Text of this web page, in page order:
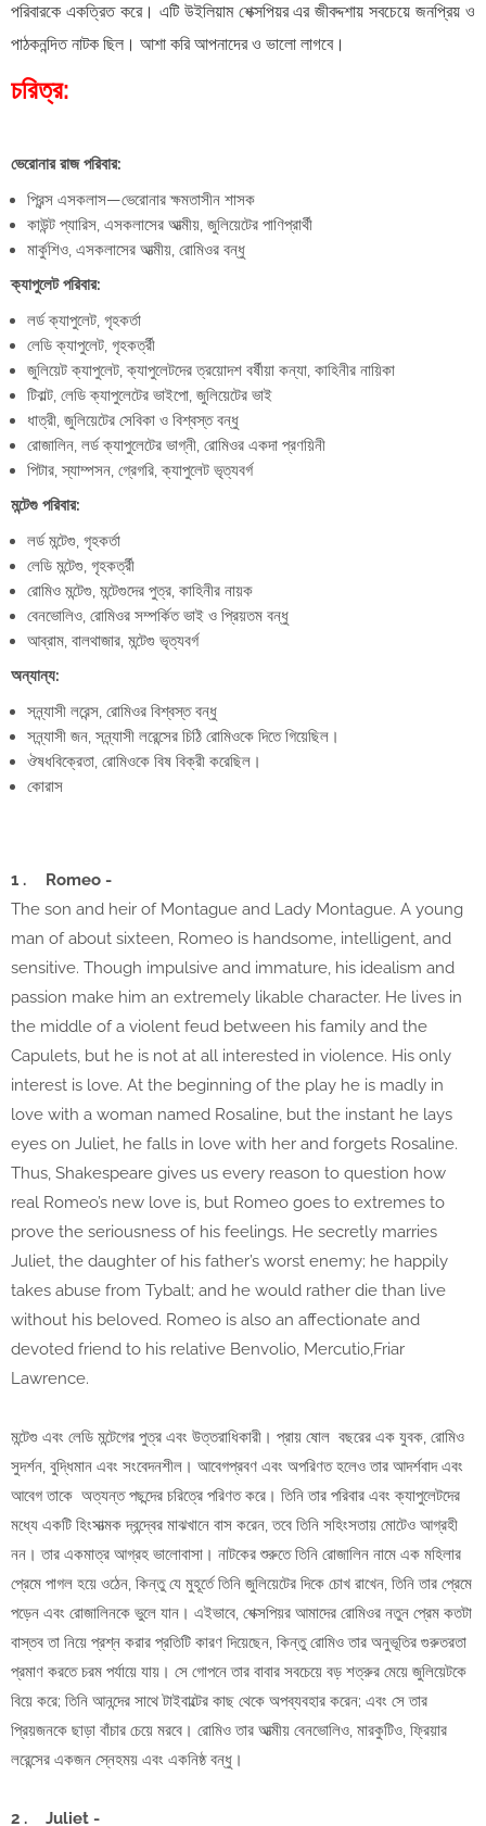
পরিবারকে একত্রিত করে। এটি উইলিয়াম শেক্সপিয়র এর জীবদ্দশায় সবচেয়ে জনপ্রিয় ও
পাঠকনন্দিত নাটক ছিল। আশা করি আপনাদের ও ভালো লাগবে।
চরিত্র:
ভেরোনার রাজ পরিবার:
প্রিন্স এসকলাস—ভেরোনার ক্ষমতাসীন শাসক
কাউন্ট প্যারিস, এসকলাসের আত্মীয়, জুলিয়েটের পাণিপ্রার্থী
মার্কুশিও, এসকলাসের আত্মীয়, রোমিওর বন্ধু
ক্যাপুলেট পরিবার:
লর্ড ক্যাপুলেট, গৃহকর্তা
লেডি ক্যাপুলেট, গৃহকর্ত্রী
জুলিয়েট ক্যাপুলেট, ক্যাপুলেটদের ত্রয়োদশ বর্ষীয়া কন্যা, কাহিনীর নায়িকা
টিবাল্ট, লেডি ক্যাপুলেটের ভাইপো, জুলিয়েটের ভাই
ধাত্রী, জুলিয়েটের সেবিকা ও বিশ্বস্ত বন্ধু
রোজালিন, লর্ড ক্যাপুলেটের ভাগ্নী, রোমিওর একদা প্রণয়িনী
পিটার, স্যাম্পসন, গ্রেগরি, ক্যাপুলেট ভৃত্যবর্গ
মন্টেগু পরিবার:
লর্ড মন্টেগু, গৃহকর্তা
লেডি মন্টেগু, গৃহকর্ত্রী
রোমিও মন্টেগু, মন্টেগুদের পুত্র, কাহিনীর নায়ক
বেনভোলিও, রোমিওর সম্পর্কিত ভাই ও প্রিয়তম বন্ধু
আব্রাম, বালথাজার, মন্টেগু ভৃত্যবর্গ
অন্যান্য:
সন্ন্যাসী লরেন্স, রোমিওর বিশ্বস্ত বন্ধু
সন্ন্যাসী জন, সন্ন্যাসী লরেন্সের চিঠি রোমিওকে দিতে গিয়েছিল।
ঔষধবিক্রেতা, রোমিওকে বিষ বিক্রী করেছিল।
কোরাস
1 .
Romeo -
The son and heir of Montague and Lady Montague. A young
man of about sixteen, Romeo is handsome, intelligent, and
sensitive. Though impulsive and immature, his idealism and
passion make him an extremely likable character. He lives in
the middle of a violent feud between his family and the
Capulets, but he is not at all interested in violence. His only
interest is love. At the beginning of the play he is madly in
love with a woman named Rosaline, but the instant he lays
eyes on Juliet, he falls in love with her and forgets Rosaline.
Thus, Shakespeare gives us every reason to question how
real Romeo’s new love is, but Romeo goes to extremes to
prove the seriousness of his feelings. He secretly marries
Juliet, the daughter of his father’s worst enemy; he happily
takes abuse from Tybalt; and he would rather die than live
without his beloved. Romeo is also an affectionate and
devoted friend to his relative Benvolio, Mercutio,Friar
Lawrence.
মন্টেগু এবং লেডি মন্টেগের পুত্র এবং উত্তরাধিকারী। প্রায় ষোল বছরের এক যুবক, রোমিও
সুদর্শন, বুদ্ধিমান এবং সংবেদনশীল। আবেগপ্রবণ এবং অপরিণত হলেও তার আদর্শবাদ এবং
আবেগ তাকে অত্যন্ত পছন্দের চরিত্রে পরিণত করে। তিনি তার পরিবার এবং ক্যাপুলেটদের
মধ্যে একটি হিংসাত্মক দ্বন্দ্বের মাঝখানে বাস করেন, তবে তিনি সহিংসতায় মোটেও আগ্রহী
নন। তার একমাত্র আগ্রহ ভালোবাসা। নাটকের শুরুতে তিনি রোজালিন নামে এক মহিলার
প্রেমে পাগল হয়ে ওঠেন, কিন্তু যে মুহূর্তে তিনি জুলিয়েটের দিকে চোখ রাখেন, তিনি তার প্রেমে
পড়েন এবং রোজালিনকে ভুলে যান। এইভাবে, শেক্সপিয়র আমাদের রোমিওর নতুন প্রেম কতটা
বাস্তব তা নিয়ে প্রশ্ন করার প্রতিটি কারণ দিয়েছেন, কিন্তু রোমিও তার অনুভূতির গুরুতরতা
প্রমাণ করতে চরম পর্যায়ে যায়। সে গোপনে তার বাবার সবচেয়ে বড় শত্রুর মেয়ে জুলিয়েটকে
বিয়ে করে; তিনি আনন্দের সাথে টাইবাল্টের কাছ থেকে অপব্যবহার করেন; এবং সে তার
প্রিয়জনকে ছাড়া বাঁচার চেয়ে মরবে। রোমিও তার আত্মীয় বেনভোলিও, মারকুটিও, ফ্রিয়ার
লরেন্সের একজন স্নেহময় এবং একনিষ্ঠ বন্ধু।
2 . Juliet -